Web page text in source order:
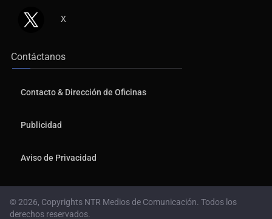
X
Contáctanos
Contacto & Dirección de Oficinas
Publicidad
Aviso de Privacidad
© 2026, Copyrights NTR Medios de Comunicación. Todos los
derechos reservados.